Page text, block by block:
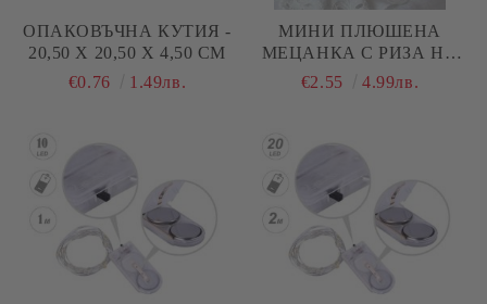
ОПАКОВЪЧНА КУТИЯ -
20,50 Х 20,50 Х 4,50 СМ
€0.76
1.49лв.
МИНИ ПЛЮШЕНА
МЕЦАНКА С РИЗА НА
ЦВЕТЯ И ЛЕНЕН
€2.55 4.99лв.